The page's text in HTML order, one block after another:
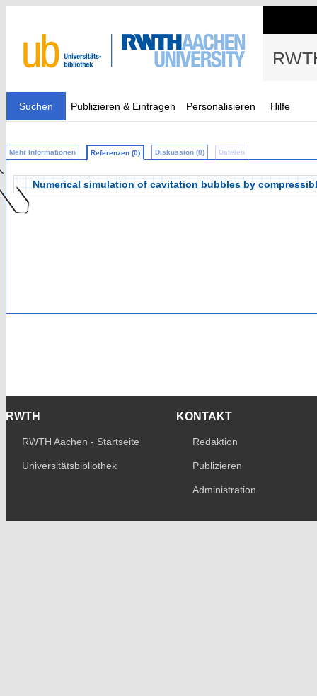
Suchen Publizieren & Eintragen Personalisieren Hilfe
Mehr Informationen Referenzen (0) Diskussion (0) Dateien
Numerical simulation of cavitation bubbles by
RWTH
RWTH Aachen - Startseite
Universitätsbibliothek
KONTAKT
Redaktion
Publizieren
Administration